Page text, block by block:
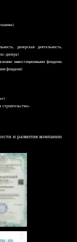
дилерская деятельность,
дилера)
инвестиционными фондами,
фондами)
и развития компании